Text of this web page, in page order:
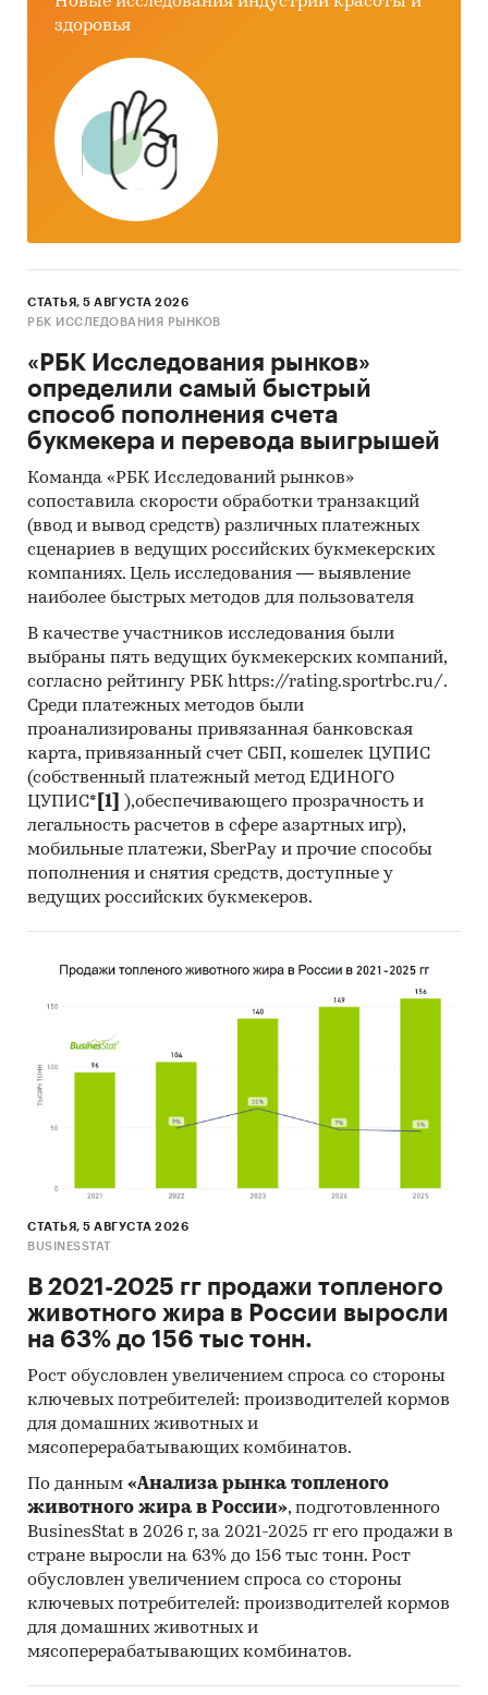
здоровья
СТАТЬЯ, 5 АВГУСТА 2026
РБК ИССЛЕДОВАНИЯ РЫНКОВ
«РБК Исследования рынков»
определили самый быстрый
способ пополнения счета
букмекера и перевода выигрышей
Команда «РБК Исследований рынков»
сопоставила скорости обработки транзакций
(ввод и вывод средств) различных платежных
сценариев в ведущих российских букмекерских
компаниях. Цель исследования — выявление
наиболее быстрых методов для пользователя
В качестве участников исследования были
выбраны пять ведущих букмекерских компаний,
согласно рейтингу РБК https://rating.sportrbc.ru/.
Среди платежных методов были
проанализированы привязанная банковская
карта, привязанный счет СБП, кошелек ЦУПИС
(собственный платежный метод ЕДИНОГО
ЦУПИС* [1]
),обеспечивающего прозрачность и
легальность расчетов в сфере азартных игр),
мобильные платежи, SberPay и прочие способы
пополнения и снятия средств, доступные у
ведущих российских букмекеров.
СТАТЬЯ, 5 АВГУСТА 2026
BUSINESSTAT
В 2021-2025 гг продажи топленого
животного жира в России выросли
на 63% до 156 тыс тонн.
Рост обусловлен увеличением спроса со стороны
ключевых потребителей: производителей кормов
для домашних животных и
мясоперерабатывающих комбинатов.
По данным «Анализа рынка топленого
животного жира в России», подготовленного
BusinesStat в 2026 г, за 2021-2025 гг его продажи в
стране выросли на 63% до 156 тыс тонн. Рост
обусловлен увеличением спроса со стороны
ключевых потребителей: производителей кормов
для домашних животных и
мясоперерабатывающих комбинатов.